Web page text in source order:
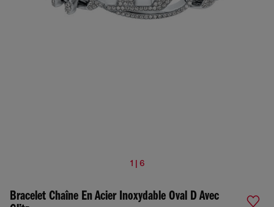
1 | 6
Bracelet Chaîne En Acier Inoxydable Oval D Avec